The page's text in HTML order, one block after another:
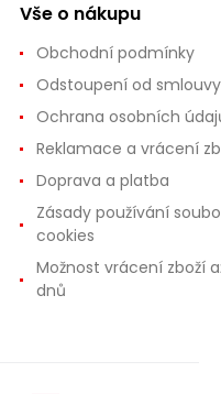
Vše o nákupu
Obchodní podmínky
Odstoupení od smlouvy
Ochrana osobních
Reklamace a vrácení
Doprava a platba
Zásady používání
cookies
Možnost vrácení zboží
dnů